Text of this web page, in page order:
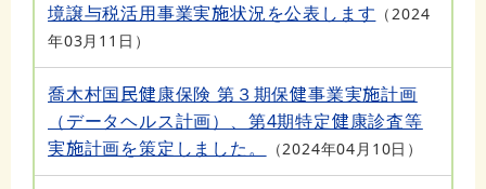
境譲与税活用事業実施状況を公表します
2024
年03月11日
喬木村国民健康保険 第３期保健事業実施計画
（データヘルス計画）、第4期特定健康診査等
実施計画を策定しました。
2024年04月10日